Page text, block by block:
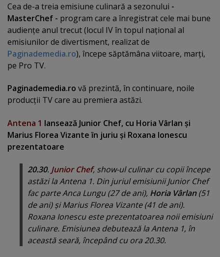
Cea de-a treia emisiune culinară a sezonului -
MasterChef - program care a înregistrat cele mai bune
audienţe anul trecut (locul IV în topul naţional al
emisiunilor de divertisment, realizat de
Paginademedia.ro), începe săptămâna viitoare, marţi,
pe Pro TV.
Paginademedia.ro vă prezintă, în continuare, noile
producţii TV care au premiera astăzi.
Antena 1 lansează Junior Chef, cu Horia Vârlan şi
Marius Florea Vizante în juriu şi Roxana Ionescu
prezentatoare
20.30. Junior Chef, show-ul culinar cu copii începe
astăzi la Antena 1. Din juriul emisiunii Junior Chef
fac parte Anca Lungu (27 de ani), Horia Vârlan(51
de ani) şi Marius Florea Vizante (41 de ani).
Roxana Ionescu este prezentatoarea noii emisiuni
culinare. Emisiunea debutează la Antena 1, în
această seară, începând cu ora 20.30.